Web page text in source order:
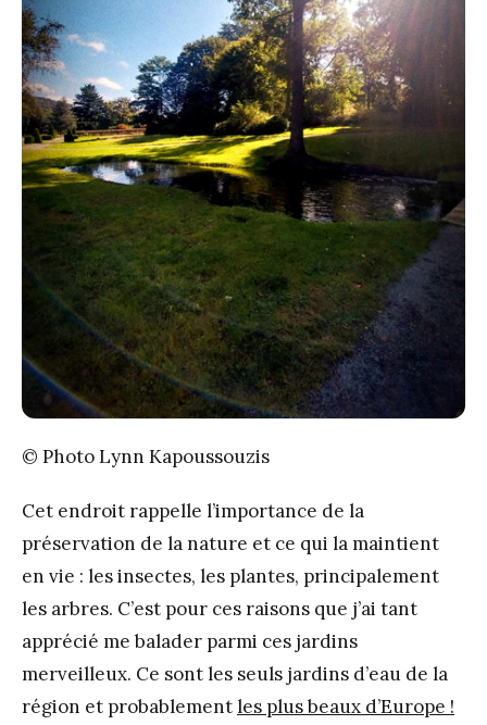
© Photo Lynn Kapoussouzis
Cet endroit rappelle l’importance de la
préservation de la nature et ce qui la maintient
en vie : les insectes, les plantes, principalement
les arbres. C’est pour ces raisons que j’ai tant
apprécié me balader parmi ces jardins
merveilleux. Ce sont les seuls jardins d’eau de la
région et probablementles plus beaux d’Europe !